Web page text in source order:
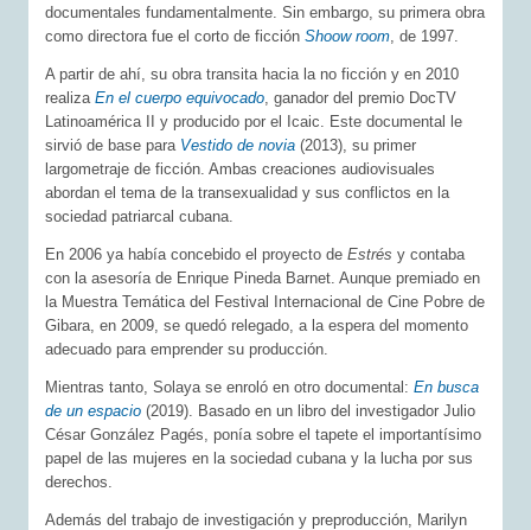
documentales fundamentalmente. Sin embargo, su primera obra
como directora fue el corto de ficciónShoow room , de 1997.
A partir de ahí, su obra transita hacia la no ficción y en 2010
realizaEn el cuerpo equivocado , ganador del premio DocTV
Latinoamérica II y producido por el Icaic. Este documental le
sirvió de base para Vestido de novia (2013), su primer
largometraje de ficción. Ambas creaciones audiovisuales
abordan el tema de la transexualidad y sus conflictos en la
sociedad patriarcal cubana.
En 2006 ya había concebido el proyecto deEstrés y contaba
con la asesoría de Enrique Pineda Barnet. Aunque premiado en
la Muestra Temática del Festival Internacional de Cine Pobre de
Gibara, en 2009, se quedó relegado, a la espera del momento
adecuado para emprender su producción.
Mientras tanto, Solaya se enroló en otro documental:En busca
de un espacio (2019). Basado en un libro del investigador Julio
César González Pagés, ponía sobre el tapete el importantísimo
papel de las mujeres en la sociedad cubana y la lucha por sus
derechos.
Además del trabajo de investigación y preproducción, Marilyn